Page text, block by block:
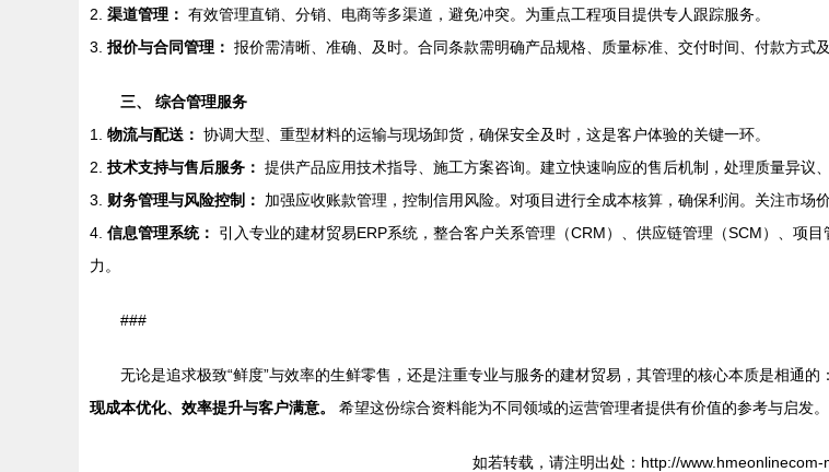
2. 渠道管理： 有效管理直销、分销、电商等多渠道，避免冲突。为重点工程项目提供专人跟踪服务。
3. 报价与合同管理： 报价需清晰、准确、及时。合同条款需明确产品规格、质量标准、交付时间、付款方式及
三、 综合管理服务
1. 物流与配送： 协调大型、重型材料的运输与现场卸货，确保安全及时，这是客户体验的关键一环。
2. 技术支持与售后服务： 提供产品应用技术指导、施工方案咨询。建立快速响应的售后机制，处理质量异议、
3. 财务管理与风险控制：
加强应收账款管理，控制信用风险。对项目进行全成本核算，确保利润。关注市场
4. 信息管理系统：
引入专业的建材贸易ERP系统，整合客户关系管理（CRM）、供应链管理（SCM）、项
力。
###
无论是追求极致“鲜度”与效率的生鲜零售，还是注重专业与服务的建材贸易，其管理的核心本质是相通的：
现成本优化、效率提升与客户满意。
希望这份综合资料能为不同领域的运营管理者提供有价值的参考与启发。
如若转载，请注明出处：http://